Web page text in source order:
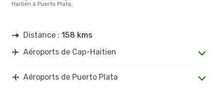
Haitien à Puerto Plata.
Distance : 158 kms
Aéroports de Cap-Haitien
Aéroports de Puerto Plata